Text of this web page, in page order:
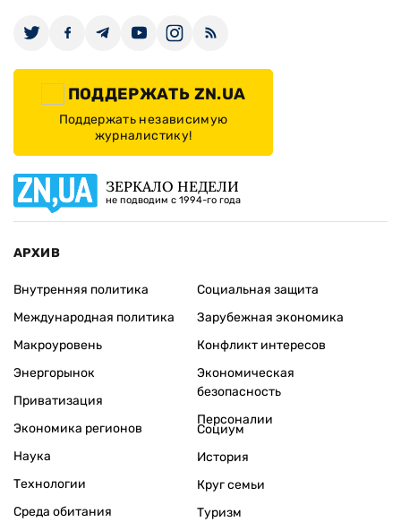
ПОДДЕРЖАТЬ ZN.UA
Поддержать независимую
журналистику!
ЗЕРКАЛО НЕДЕЛИ
не подводим с 1994-го года
АРХИВ
Внутренняя политика
Международная политика
Макроуровень
Энергорынок
Приватизация
Экономика регионов
Социальная защита
Зарубежная экономика
Конфликт интересов
Экономическая
безопасность
Персоналии
Наука
Технологии
Среда обитания
Социум
История
Круг семьи
Туризм